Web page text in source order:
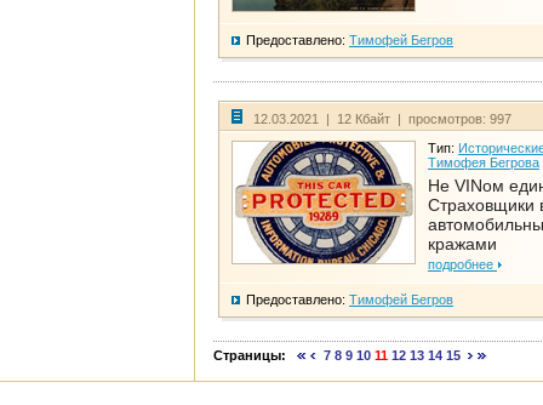
Предоставлено: Тимофей Бегров
12.03.2021 | 12 Кбайт | просмотров: 997
Тип:
Тимофея Бегрова
Не VINом
Страховщики
кражами
подробнее
Предоставлено: Тимофей Бегров
Страницы: 7 8 9 10 11 12 13 14 15